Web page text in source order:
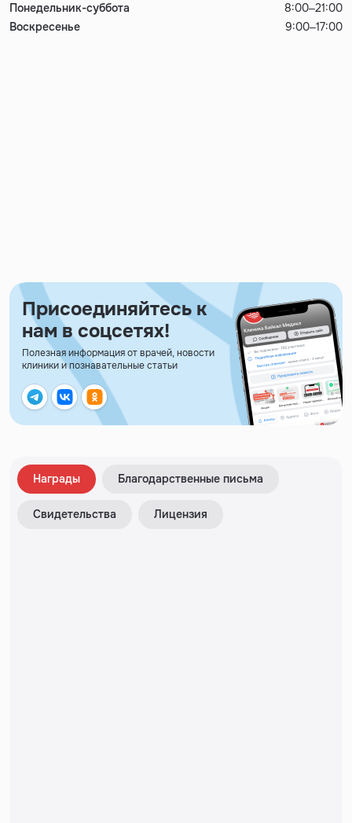
Понедельник-суббота
8:00–21:00
Воскресенье
9:00–17:00
Присоединяйтесь к
нам в соцсетях!
Полезная информация от врачей, новости
клиники и познавательные статьи
Награды Благодарственные письма
Свидетельства Лицензия